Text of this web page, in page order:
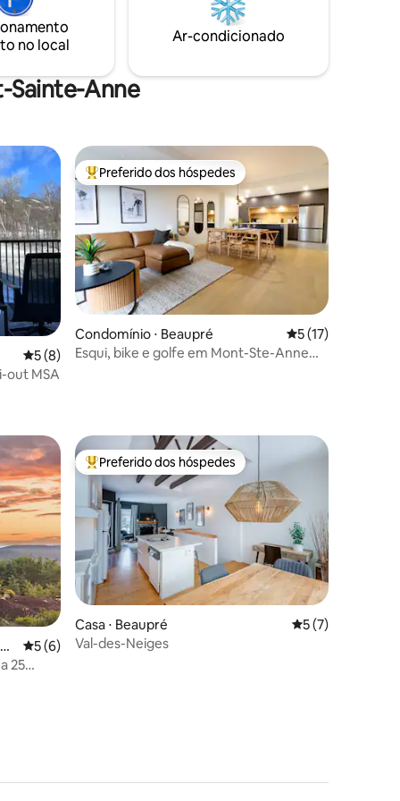
um
estacionamento CITQ #: 295072
no local
Ar-condicionado
Sainte-Anne
5 de uma avaliação média de 5, 8 avaliações
5 (8)
out MSA
Entre os melhores preferidos dos hóspedes
Preferido dos hóspedes
Condomínio ⋅ Beaupré 5 de uma
5 (17)
Esqui, bike e golfe em Mont-Ste-Anne
5 de uma avaliação média de 5, 6 avaliações
5 (6)
25
Entre os melhores preferidos dos hóspedes
Preferido dos hóspedes
Casa ⋅ Beaupré 5 de uma
5 (7)
Val-des-Neiges